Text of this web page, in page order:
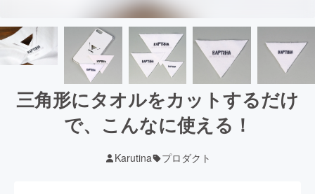
三角形にタオルをカットするだけ
で、こんなに使える！
Karutina プロダクト